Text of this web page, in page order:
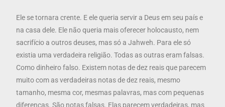
Ele se tornara crente. E ele queria servir a Deus em seu país e
na casa dele. Ele não queria mais oferecer holocausto, nem
sacrifício a outros deuses, mas só a Jahweh. Para ele só
existia uma verdadeira religião. Todas as outras eram falsas.
Como dinheiro falso. Existem notas de dez reais que parecem
muito com as verdadeiras notas de dez reais, mesmo
tamanho, mesma cor, mesmas palavras, mas com pequenas
diferenças. São notas falsas. Elas parecem verdadeiras, mas